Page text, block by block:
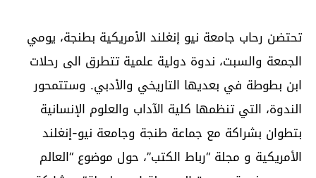
تحتضن رحاب جامعة نيو إنغلند الأمريكية بطنجة، يومي
الجمعة والسبت، ندوة دولية علمية تتطرق الى رحلات
ابن بطوطة في بعديها التاريخي والأدبي. وستتمحور
الندوة، التي تنظمها كلية الآداب والعلوم الإنسانية
بتطوان بشراكة مع جماعة طنجة وجامعة نيو-إنغلند
الأمريكية و مجلة “رباط الكتب”، حول موضوع “العالم